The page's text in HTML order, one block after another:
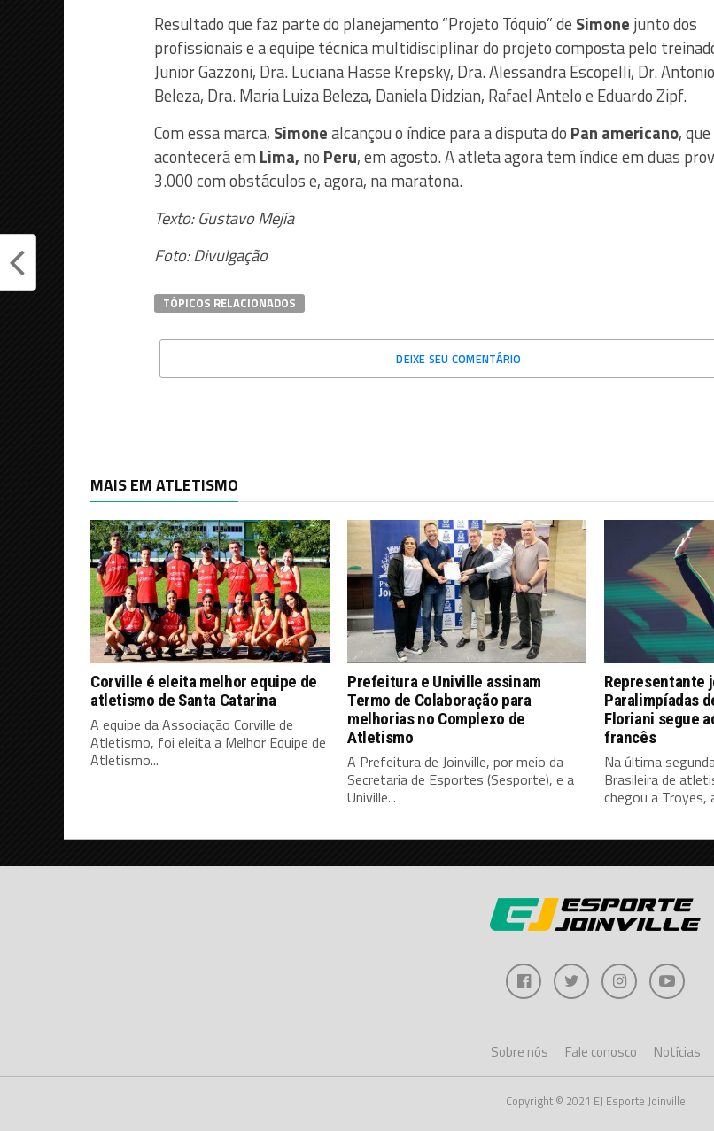
Resultado que faz parte do planejamento “Projeto Tóquio” de Simone junto dos
profissionais e a equipe técnica multidisciplinar do projeto composta pelo
Junior Gazzoni, Dra. Luciana Hasse Krepsky, Dra. Alessandra Escopelli, Dr. Antonio
Beleza, Dra. Maria Luiza Beleza, Daniela Didzian, Rafael Antelo e Eduardo Zipf.
Com essa marca, Simonealcançou o índice para a disputa do Pan americano, que
acontecerá em Lima, no Peru, em agosto. A atleta agora tem índice em duas
3.000 com obstáculos e, agora, na maratona.
Texto: Gustavo Mejía
Foto: Divulgação
TÓPICOS RELACIONADOS
DEIXE SEU COMENTÁRIO
MAIS EM ATLETISMO
Corville é eleita melhor equipe de
atletismo de Santa Catarina
A equipe da Associação Corville de
Atletismo, foi eleita a Melhor Equipe de
Atletismo...
Prefeitura e Univille assinam
Termo de Colaboração para
melhorias no Complexo de
Atletismo
A Prefeitura de Joinville, por meio da
Secretaria de Esportes (Sesporte), e a
Univille...
Representante
Paralimpíadas
Floriani segue
francês
Na última
Brasileira de
chegou a Troyes,
Sobre nós Fale conosco Notícias
Copyright © 2021 EJ Esporte Joinville